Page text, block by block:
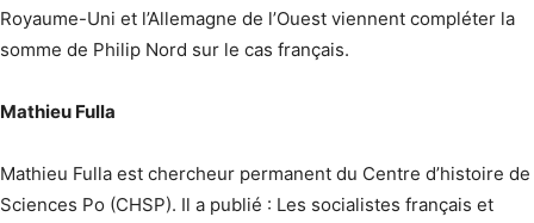
Royaume-Uni et l’Allemagne de l’Ouest viennent compléter la
somme de Philip Nord sur le cas français.
Mathieu Fulla
Mathieu Fulla est chercheur permanent du Centre d’histoire de
Sciences Po (CHSP). Il a publié : Les socialistes français et